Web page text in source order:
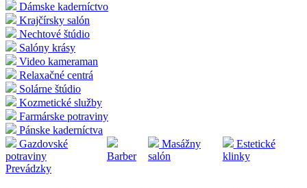
Dámske kaderníctvo
Krajčírsky salón
Nechtové štúdio
Salóny krásy
Video kameraman
Relaxačné centrá
Solárne štúdio
Kozmetické služby
Farmárske potraviny
Pánske kaderníctva
Gazdovské
potraviny
Barber
Masážny
salón
Estetické
klinky
Prevádzky